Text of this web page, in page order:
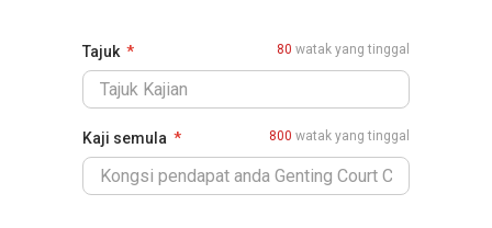
Tajuk 80 watak yang tinggal
Kaji semula 800 watak yang tinggal